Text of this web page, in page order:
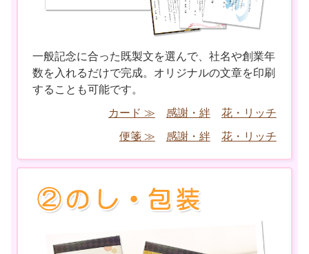
一般記念に合った既製文を選んで、社名や創業年
数を入れるだけで完成。オリジナルの文章を印刷
することも可能です。
カード ≫
感謝・絆
花・リッチ
便箋 ≫
感謝・絆 花・リッチ